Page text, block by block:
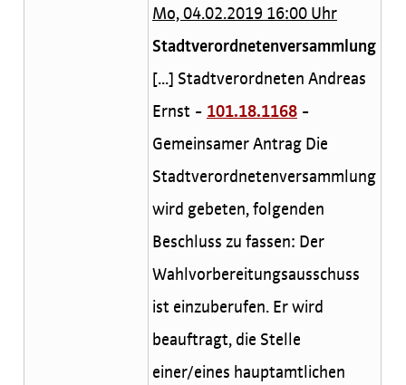
Mo, 04.02.2019 16:00 Uhr
Stadtverordnetenversammlung
[...] Stadtverordneten Andreas
Ernst - 101.18.1168-
Gemeinsamer Antrag Die
Stadtverordnetenversammlung
wird gebeten, folgenden
Beschluss zu fassen: Der
Wahlvorbereitungsausschuss
ist einzuberufen. Er wird
beauftragt, die Stelle
einer/eines hauptamtlichen